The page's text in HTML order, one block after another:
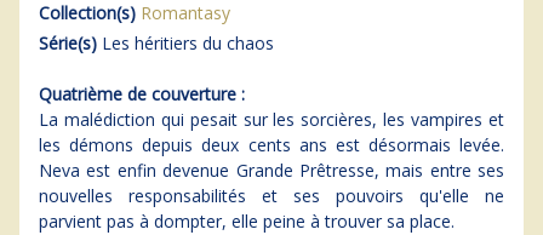
Collection(s) Romantasy
Série(s) Les héritiers du chaos
Quatrième de couverture :
La malédiction qui pesait sur les sorcières, les vampires et
les démons depuis deux cents ans est désormais levée.
Neva est enfin devenue Grande Prêtresse, mais entre ses
nouvelles responsabilités et ses pouvoirs qu'elle ne
parvient pas à dompter, elle peine à trouver sa place.